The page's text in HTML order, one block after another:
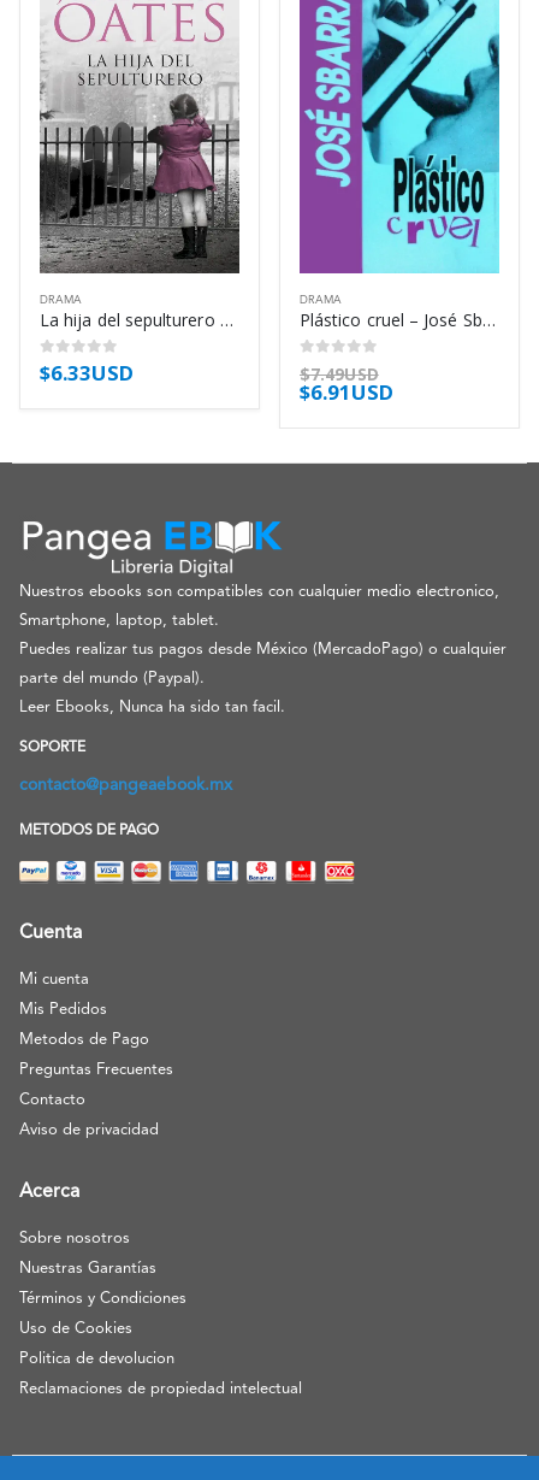
DRAMA
La hija del sepulturero – Joyce Carol Oates
0out of 5
$6.33USD
DRAMA
Plástico cruel – José Sbarra
0out of 5
$7.49USD
$6.91USD
Nuestros ebooks son compatibles con cualquier medio electronico,
Smartphone, laptop, tablet.
Puedes realizar tus pagos desde México (MercadoPago) o cualquier
parte del mundo (Paypal).
Leer Ebooks, Nunca ha sido tan facil.
SOPORTE
contacto@pangeaebook.mx
METODOS DE PAGO
Cuenta
Mi cuenta
Mis Pedidos
Metodos de Pago
Preguntas Frecuentes
Contacto
Aviso de privacidad
Acerca
Sobre nosotros
Nuestras Garantías
Términos y Condiciones
Uso de Cookies
Politica de devolucion
Reclamaciones de propiedad intelectual